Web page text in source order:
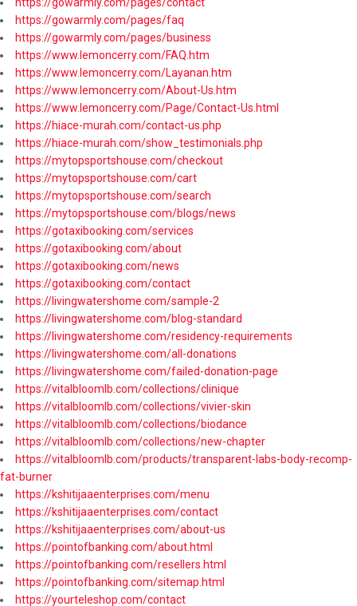
https://gowarmly.com/pages/faq
https://gowarmly.com/pages/business
https://www.lemoncerry.com/FAQ.htm
https://www.lemoncerry.com/Layanan.htm
https://www.lemoncerry.com/About-Us.htm
https://www.lemoncerry.com/Page/Contact-Us.html
https://hiace-murah.com/contact-us.php
https://hiace-murah.com/show_testimonials.php
https://mytopsportshouse.com/checkout
https://mytopsportshouse.com/cart
https://mytopsportshouse.com/search
https://mytopsportshouse.com/blogs/news
https://gotaxibooking.com/services
https://gotaxibooking.com/about
https://gotaxibooking.com/news
https://gotaxibooking.com/contact
https://livingwatershome.com/sample-2
https://livingwatershome.com/blog-standard
https://livingwatershome.com/residency-requirements
https://livingwatershome.com/all-donations
https://livingwatershome.com/failed-donation-page
https://vitalbloomlb.com/collections/clinique
https://vitalbloomlb.com/collections/vivier-skin
https://vitalbloomlb.com/collections/biodance
https://vitalbloomlb.com/collections/new-chapter
https://vitalbloomlb.com/products/transparent-labs-body-recomp-
fat-burner
https://kshitijaaenterprises.com/menu
https://kshitijaaenterprises.com/contact
https://kshitijaaenterprises.com/about-us
https://pointofbanking.com/about.html
https://pointofbanking.com/resellers.html
https://pointofbanking.com/sitemap.html
https://yourteleshop.com/contact